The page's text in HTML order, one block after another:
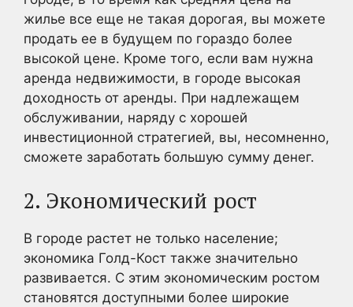
жилье все еще не такая дорогая, вы можете
продать ее в будущем по гораздо более
высокой цене. Кроме того, если вам нужна
аренда недвижимости, в городе высокая
доходность от аренды. При надлежащем
обслуживании, наряду с хорошей
инвестиционной стратегией, вы, несомненно,
сможете заработать большую сумму денег.
2. Экономический рост
В городе растет не только население;
экономика Голд-Кост также значительно
развивается. С этим экономическим ростом
становятся доступными более широкие